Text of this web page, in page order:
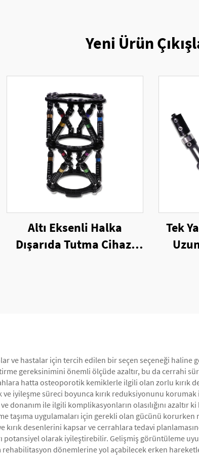
Yeni Ürün
Altı Eksenli Halka
Dışarıda Tutma Cihazı
Tek
ve hastalar için tercih edilen bir seçen seçeneği
gereksinimini önemli ölçüde azaltır, bu da cerrahi
hatta osteoporotik kemiklerle ilgili olan zorlu kırık
iyileşme süreci boyunca kırık reduksiyonunu
donanım ile ilgili komplikasyonların olasılığını azaltır
taşıma uygulamaları için gerekli olan gücünü
kırık desenlerini kapsar ve cerrahlara tedavi
potansiyel olarak iyileştirebilir. Gelişmiş görüntüleme
dönemlerine yol açabilecek erken